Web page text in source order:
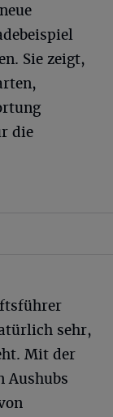
Sie zeigt,
die
sehr,
Mit der
Aushubs